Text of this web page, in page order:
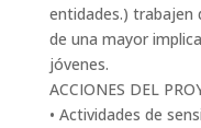
entidades.) trabajen
de una mayor
jóvenes.
ACCIONES DEL
• Actividades de